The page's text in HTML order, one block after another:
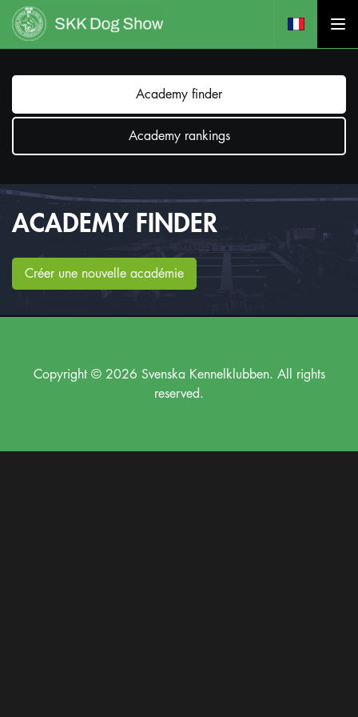
Academy finder
Academy rankings
ACADEMY FINDER
Créer une nouvelle académie
Copyright © 2026 Svenska Kennelklubben. All rights
reserved.